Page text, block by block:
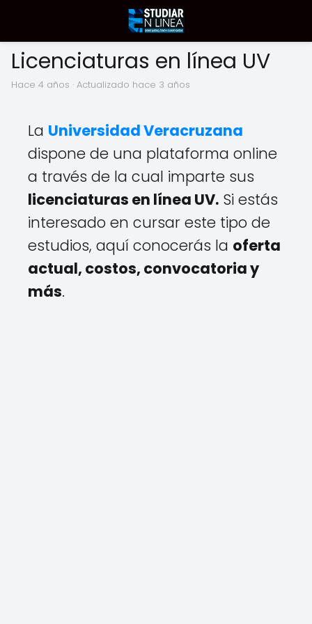
Licenciaturas en línea UV
hace 4 años · Actualizado hace 3 años
La Universidad Veracruzana
dispone de una plataforma online
a través de la cual imparte sus
licenciaturas en línea UV. Si estás
interesado en cursar este tipo de
estudios, aquí conocerás la oferta
actual, costos, convocatoria y
más.